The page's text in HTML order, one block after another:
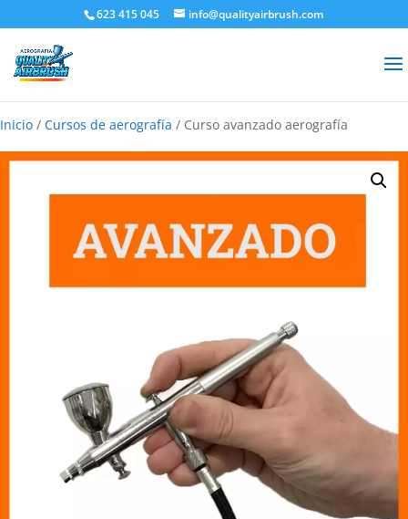
623 415 045 info@qualityairbrush.com
Inicio / Cursos de aerografía / Curso avanzado aerografía